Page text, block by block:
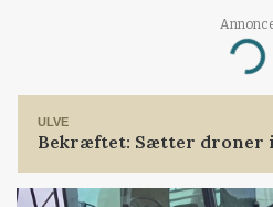
Loading...
ULVE
Bekræftet: Sætter droner